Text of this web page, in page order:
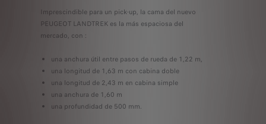
Imprescindible para un pick-up, la cama del nuevo
PEUGEOT LANDTREK es la más espaciosa del
mercado, con :
una anchura útil entre pasos de rueda de 1,22 m,
una longitud de 1,63 m con cabina doble
una longitud de 2,43 m en cabina simple
una anchura de 1,60 m
una profundidad de 500 mm.